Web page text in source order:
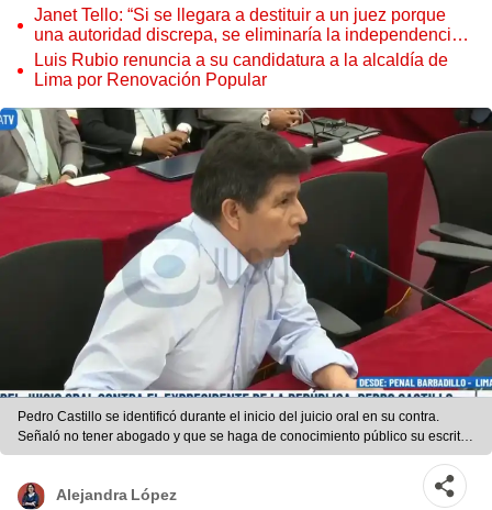
Janet Tello: “Si se llegara a destituir a un juez porque
una autoridad discrepa, se eliminaría la independencia
judicial”
Luis Rubio renuncia a su candidatura a la alcaldía de
Lima por Renovación Popular
Pedro Castillo se identificó durante el inicio del juicio oral en su contra.
Señaló no tener abogado y que se haga de conocimiento público su escrito.
| Foto: Justicia TV.
Alejandra López